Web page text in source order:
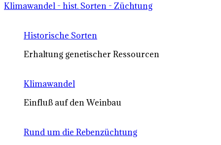
Klimawandel - hist. Sorten - Züchtung
Historische Sorten
Erhaltung genetischer Ressourcen
Klimawandel
Einfluß auf den Weinbau
Rund um die Rebenzüchtung